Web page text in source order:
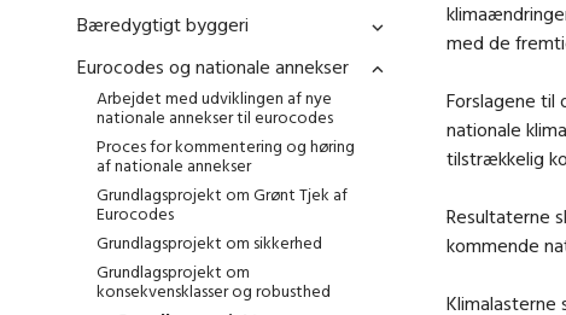
Bæredygtigt byggeri
Eurocodes og nationale annekser
Arbejdet med udviklingen af nye
nationale annekser til eurocodes
Proces for kommentering og høring
af nationale annekser
Grundlagsprojekt om Grønt Tjek af
Eurocodes
Grundlagsprojekt om sikkerhed
Grundlagsprojekt om
konsekvensklasser og robusthed
med de
Forslagene til
nationale
tilstrækkelig
Resultaterne
kommende
Klimalasterne